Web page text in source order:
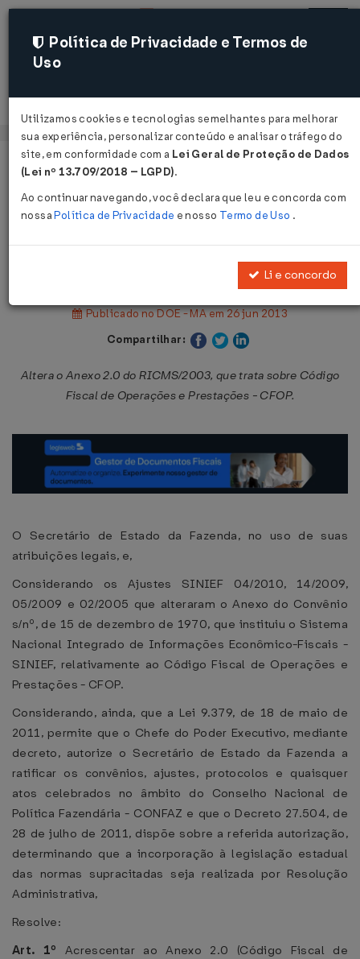
Acessar
Página Inicial Legislações
Resolução Administrativa GABIN
Nº 32 DE 20/06/2013
Publicado no DOE - MA em 26 jun 2013
Compartilhar:
Altera o Anexo 2.0 do RICMS/2003, que trata sobre Código
Fiscal de Operações e Prestações - CFOP.
O Secretário de Estado da Fazenda, no uso de suas
atribuições legais, e,
Considerando os Ajustes SINIEF 04/2010, 14/2009,
05/2009 e 02/2005 que alteraram o Anexo do Convênio
s/nº, de 15 de dezembro de 1970, que instituiu o Sistema
Nacional Integrado de Informações Econômico-Fiscais -
SINIEF, relativamente ao Código Fiscal de Operações e
Prestações - CFOP.
Considerando, ainda, que a Lei 9.379, de 18 de maio de
2011, permite que o Chefe do Poder Executivo, mediante
decreto, autorize o Secretário de Estado da Fazenda a
ratificar os convênios, ajustes, protocolos e quaisquer
atos celebrados no âmbito do Conselho Nacional de
Política Fazendária - CONFAZ e que o Decreto 27.504, de
28 de julho de 2011, dispõe sobre a referida autorização,
determinando que a incorporação à legislação estadual
das normas supracitadas seja realizada por Resolução
Administrativa,
Resolve:
Art. 1º Acrescentar ao Anexo 2.0 (Código Fiscal de
Política de Privacidade e Termos de
Uso
Utilizamos cookies e tecnologias semelhantes para melhorar
sua experiência, personalizar conteúdo e analisar o tráfego do
site, em conformidade com a Lei Geral de Proteção de Dados
(Lei nº 13.709/2018 – LGPD).
Ao continuar navegando, você declara que leu e concorda com
nossaPolítica de Privacidade e nosso Termo de Uso .
Li e concordo